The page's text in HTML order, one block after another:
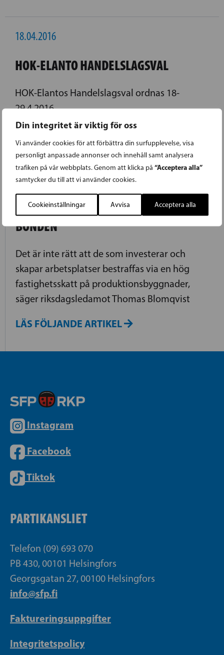
Din integritet är viktig för oss
Vi använder cookies för att förbättra din surfupplevelse, visa
personligt anpassade annonser och innehåll samt analysera
trafiken på vår webbplats. Genom att klicka på “Acceptera alla”
samtycker du till att vi använder cookies.
Cookieinställningar Avvisa Acceptera alla
18.04.2016
HOK-ELANTO HANDELSLAGSVAL
HOK-Elantos Handelslagsval ordnas 18-
29.4.2016.
LÄS FÖREGÅENDE ARTIKEL
20.04.2016
FASTIGHETSSKATTEN FÅR INTE KNÄCKA
BONDEN
Det är inte rätt att de som investerar och
skapar arbetsplatser bestraffas via en hög
fastighetsskatt på produktionsbyggnader,
säger riksdagsledamot Thomas Blomqvist
LÄS FÖLJANDE ARTIKEL
Instagram
Facebook
Tiktok
PARTIKANSLIET
Telefon (09) 693 070
PB 430, 00101 Helsingfors
Georgsgatan 27, 00100 Helsingfors
info@sfp.fi
Faktureringsuppgifter
Integritetspolicy